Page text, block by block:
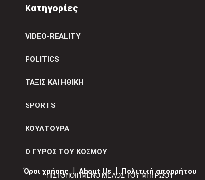
Κατηγορίες
VIDEO-REALITY
POLITICS
ΤΑΞΙΣ ΚΑΙ ΗΘΙΚΗ
SPORTS
ΚΟΥΛΤΟΥΡΑ
Ο ΓΥΡΟΣ ΤΟΥ ΚΟΣΜΟΥ
ΠΙΣΤΟΠΟΙΗΜΕΝΟ ΜΕΛΟΣ ΤΟΥ ΜΗΤΡΩΟΥ
Όροι χρήσης | About Us | Πολιτική απορρήτου